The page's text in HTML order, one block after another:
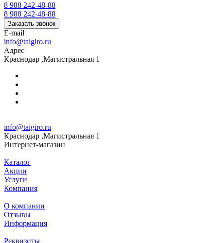
8 988 242-48-88
8 988 242-48-88
Заказать звонок
E-mail
info@taigiro.ru
Адрес
Краснодар ,Магистральная 1
info@taigiro.ru
Краснодар ,Магистральная 1
Интернет-магазин
Каталог
Акции
Услуги
Компания
О компании
Отзывы
Информация
Реквизиты